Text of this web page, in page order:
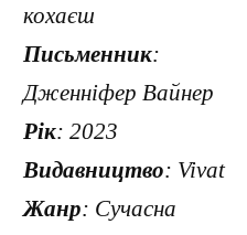
кохаєш
Письменник:
Дженніфер Вайнер
Рік: 2023
Видавництво: Vivat
Жанр: Сучасна